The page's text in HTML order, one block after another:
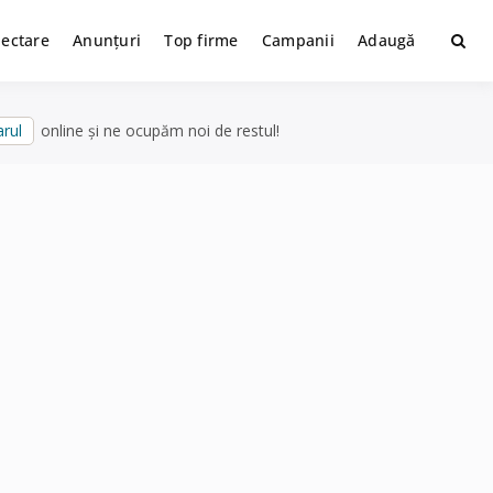
Anunțuri Top firme Campanii Adaugă
online și ne ocupăm noi de restul!